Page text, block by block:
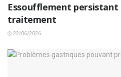
Essoufflement persistant
traitement
22/06/2026